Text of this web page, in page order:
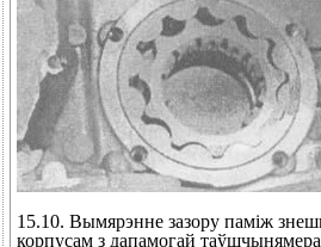
15.10. Вымярэнне зазору паміж
корпусам з дапамогай таўшчынямера